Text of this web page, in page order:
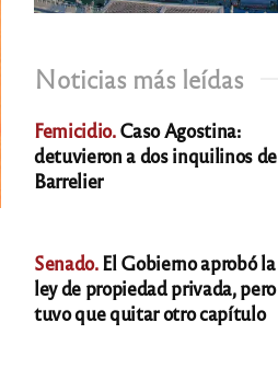
Noticias más leídas
Femicidio.Caso Agostina:
detuvieron a dos inquilinos de
Barrelier
Senado.El Gobierno aprobó la
ley de propiedad privada, pero
tuvo que quitar otro capítulo